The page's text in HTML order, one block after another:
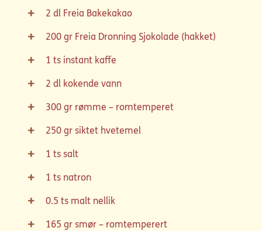
2 dl Freia Bakekakao
200 gr Freia Dronning Sjokolade (hakket)
1 ts instant kaffe
2 dl kokende vann
300 gr rømme – romtemperet
250 gr siktet hvetemel
1 ts salt
1 ts natron
0.5 ts malt nellik
165 gr smør – romtemperert